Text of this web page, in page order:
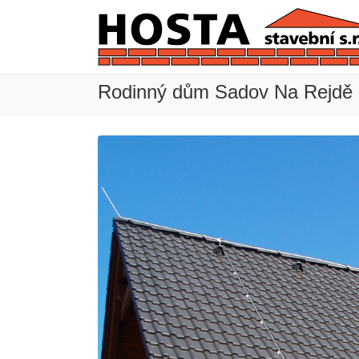
Rodinný dům Sadov Na Rejdě